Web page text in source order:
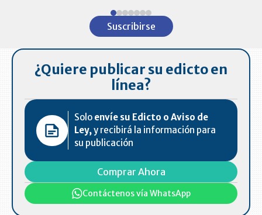
Suscribirse
¿Quiere publicar su edicto en
línea?
Solo envíe su Edicto o Aviso de
Ley,y recibirá la información para
su publicación
Comprar Ahora
Contáctenos vía WhatsApp